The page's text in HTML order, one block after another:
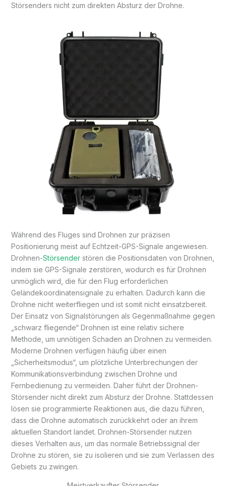
Störsenders nicht zum direkten Absturz der Drohne.
Während des Fluges sind Drohnen zur präzisen
Positionierung meist auf Echtzeit-GPS-Signale angewiesen.
Drohnen-Störsenderstören die Positionsdaten von Drohnen,
indem sie GPS-Signale zerstören, wodurch es für Drohnen
unmöglich wird, die für den Flug erforderlichen
Geländekoordinatensignale zu erhalten. Dadurch kann die
Drohne nicht weiterfliegen und ist somit nicht einsatzbereit.
Der Einsatz von Signalstörungen als Gegenmaßnahme gegen
„schwarz fliegende“ Drohnen ist eine relativ sichere
Methode, um unnötigen Schaden an Drohnen zu vermeiden.
Moderne Drohnen verfügen häufig über einen
„Sicherheitsmodus“, um plötzliche Unterbrechungen der
Kommunikationsverbindung zwischen Drohne und
Fernbedienung zu vermeiden. Daher führt der Drohnen-
Störsender nicht direkt zum Absturz der Drohne. Stattdessen
lösen sie programmierte Reaktionen aus, die dazu führen,
dass die Drohne automatisch zurückkehrt oder an ihrem
aktuellen Standort landet. Drohnen-Störsender nutzen
dieses Verhalten aus, um das normale Betriebssignal der
Drohne zu stören, sie zu isolieren und sie zum Verlassen des
Gebiets zu zwingen.